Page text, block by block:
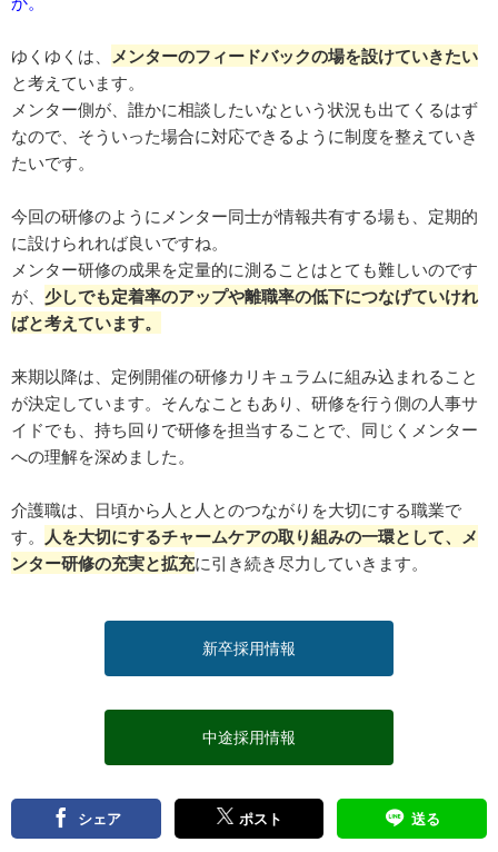
ゆくゆくは、 メンターのフィードバックの場を設けていきたい
と考えています。
メンター側が、誰かに相談したいなという状況も出てくるはず
なので、そういった場合に対応できるように制度を整えていき
たいです。
今回の研修のようにメンター同士が情報共有する場も、定期的
に設けられれば良いですね。
メンター研修の成果を定量的に測ることはとても難しいのです
が、 少しでも定着率のアップや離職率の低下につなげていけれ
ばと考えています。
来期以降は、定例開催の研修カリキュラムに組み込まれること
が決定しています。そんなこともあり、研修を行う側の人事サ
イドでも、持ち回りで研修を担当することで、同じくメンター
への理解を深めました。
介護職は、日頃から人と人とのつながりを大切にする職業で
す。 人を大切にするチャームケアの取り組みの一環として、メ
ンター研修の充実と拡充に引き続き尽力していきます。
新卒採用情報
中途採用情報
シェア ポスト 送る